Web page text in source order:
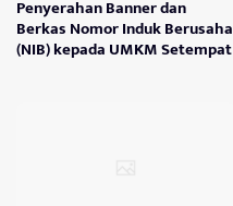
Penyerahan Banner dan
Berkas Nomor Induk Berusaha
(NIB) kepada UMKM Setempat